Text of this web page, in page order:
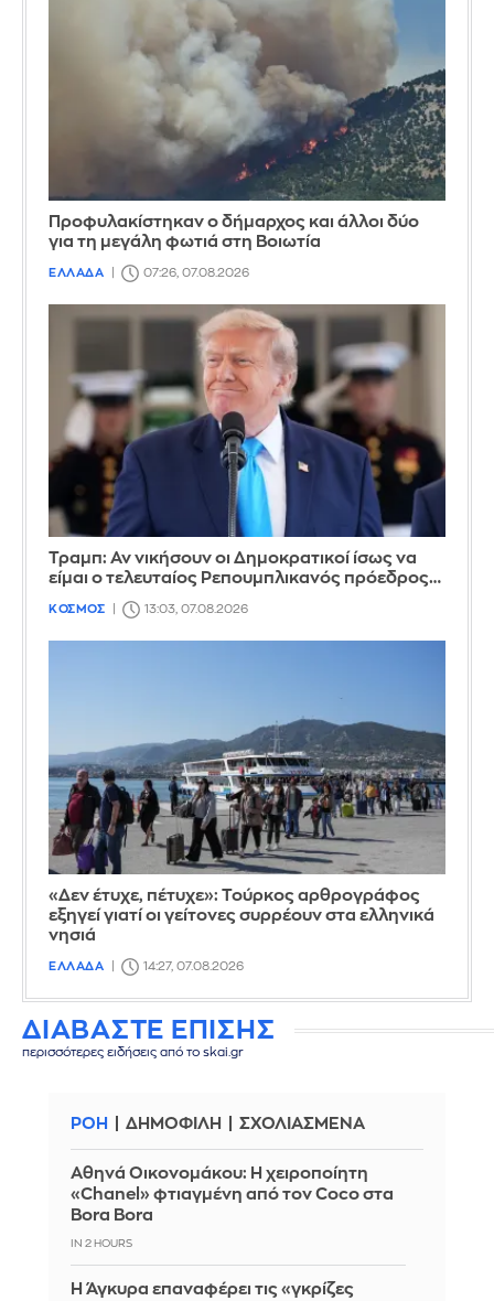
Προφυλακίστηκαν ο δήμαρχος και άλλοι δύο
για τη μεγάλη φωτιά στη Βοιωτία
ΕΛΛΑΔΑ 07:26, 07.08.2026
Τραμπ: Αν νικήσουν οι Δημοκρατικοί ίσως να
είμαι ο τελευταίος Ρεπουμπλικανός πρόεδρος…
ΚΟΣΜΟΣ 13:03, 07.08.2026
«Δεν έτυχε, πέτυχε»: Τούρκος αρθρογράφος
εξηγεί γιατί οι γείτονες συρρέουν στα ελληνικά
νησιά
ΕΛΛΑΔΑ 14:27, 07.08.2026
ΔΙΑΒΑΣΤΕ ΕΠΙΣΗΣ
περισσότερες ειδήσεις από το skai.gr
ΡΟΗ ΔΗΜΟΦΙΛΗ ΣΧΟΛΙΑΣΜΕΝΑ
Αθηνά Οικονομάκου: Η χειροποίητη
«Chanel» φτιαγμένη από τον Coco στα
Bora Bora
IN 2 HOURS
Η Άγκυρα επαναφέρει τις «γκρίζες